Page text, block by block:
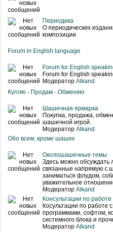
Периодика
О периодических
композиции
Forum in English language
Forum for English
Forum for English
Модератор Alkand
Куплю - Продам - Обменяю
Шашечная ярмарка
Покупка, продажа,
шашечной игрой.
Модератор Alkand
Обо всем, кроме шашек
Околошашечные темы
Здесь можно
связанные напрямую с
заниматься флудом,
уважительное
Модератор Alkand
Консультации по
Косультации по работе
программами, софтом,
системного блока и
Модератор Alkand